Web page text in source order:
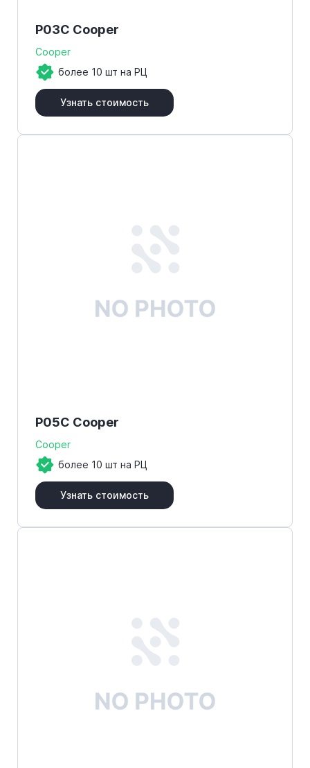
P03C Cooper
Cooper
более 10 шт на РЦ
Узнать стоимость
P05C Cooper
Cooper
более 10 шт на РЦ
Узнать стоимость